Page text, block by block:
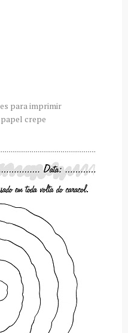
para imprimir
crepe